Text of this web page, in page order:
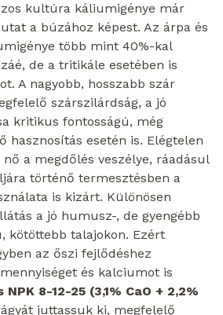
kultúra káliumigénye már
a búzához képest. Az árpa és
több mint 40%-kal
de a tritikále esetében is
A nagyobb, hosszabb szár
szárszilárdság, a jó
kritikus fontosságú, még
hasznosítás esetén is. Elégtelen
a megdőlés veszélye, ráadásul
történő termesztésben a
is kizárt. Különösen
a jó humusz-, de gyengébb
kötöttebb talajokon. Ezért
az őszi fejlődéshez
és kalciumot is
NPK 8-12-25 (3,1% CaO + 2,2%
juttassuk ki, megfelelő